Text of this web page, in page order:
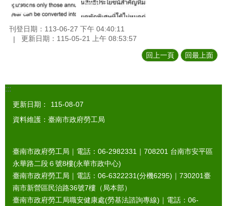
刊登日期：113-06-27 下午 04:40:11
更新日期：115-05-21 上午 08:53:57
回上一頁 回最上面
:::
更新日期：
115-08-07
資料維護：臺南市政府勞工局
臺南市政府勞工局｜電話：06-2982331｜ 708201 台南市安平區
永華路二段６號8樓(永華市政中心)
臺南市政府勞工局｜電話：06-6322231(分機6295)｜ 730201臺
南市新營區民治路36號7樓（局本部）
臺南市政府勞工局職安健康處(勞基法諮詢專線)｜電話：06-